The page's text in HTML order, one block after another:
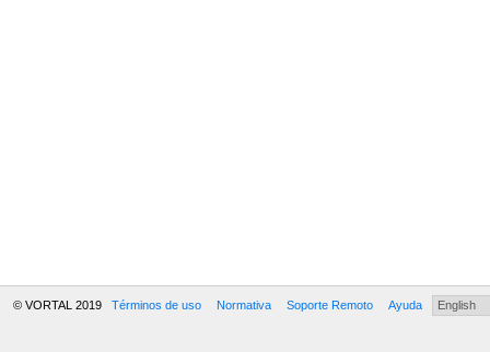
© VORTAL 2019 Términos de uso Normativa Soporte Remoto Ayuda